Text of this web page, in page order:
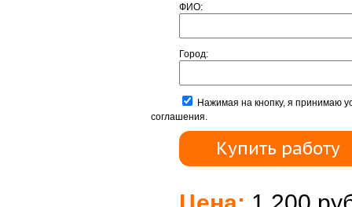
ФИО:
Город:
Нажимая на кнопку, я принимаю
соглашения.